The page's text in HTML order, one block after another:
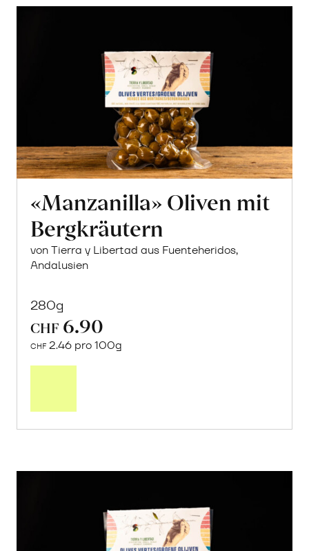
«Manzanilla» Oliven mit
Bergkräutern
von Tierra y Libertad aus Fuenteheridos,
Andalusien
280g
CHF 6.90
CHF 2.46 pro 100g